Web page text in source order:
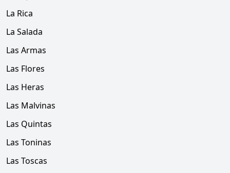
La Rica
La Salada
Las Armas
Las Flores
Las Heras
Las Malvinas
Las Quintas
Las Toninas
Las Toscas